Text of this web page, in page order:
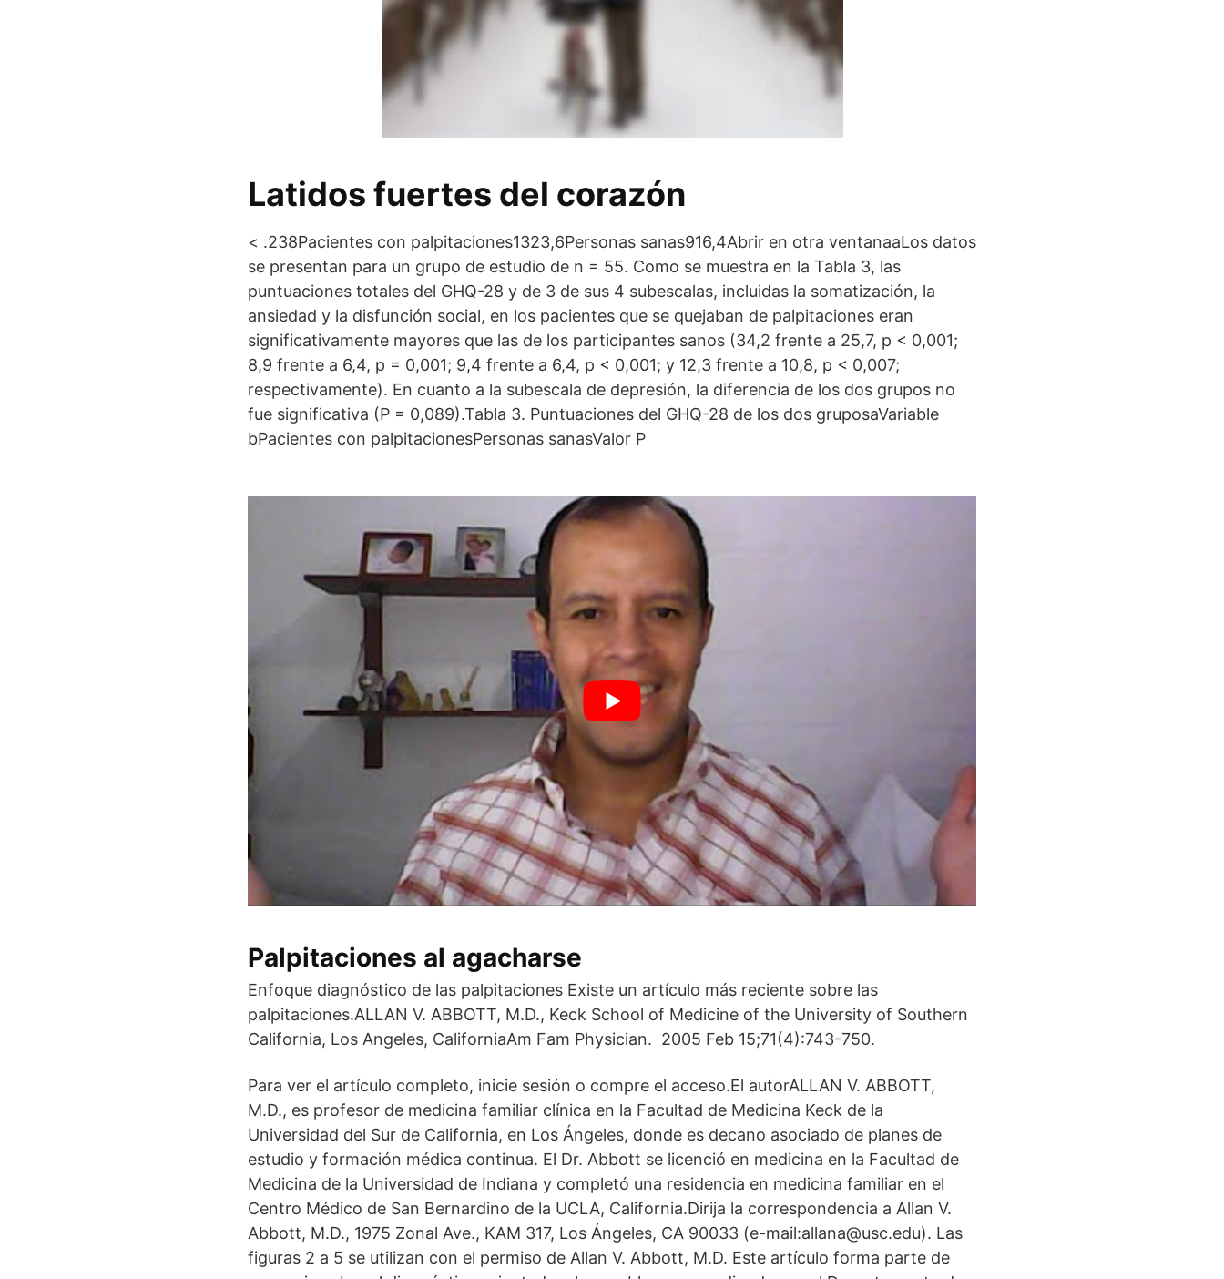
Latidos fuertes del corazón
< .238Pacientes con palpitaciones1323,6Personas sanas916,4Abrir en otra ventanaaLos datos
se presentan para un grupo de estudio de n = 55. Como se muestra en la Tabla 3, las
puntuaciones totales del GHQ-28 y de 3 de sus 4 subescalas, incluidas la somatización, la
ansiedad y la disfunción social, en los pacientes que se quejaban de palpitaciones eran
significativamente mayores que las de los participantes sanos (34,2 frente a 25,7, p < 0,001;
8,9 frente a 6,4, p = 0,001; 9,4 frente a 6,4, p < 0,001; y 12,3 frente a 10,8, p < 0,007;
respectivamente). En cuanto a la subescala de depresión, la diferencia de los dos grupos no
fue significativa (P = 0,089).Tabla 3. Puntuaciones del GHQ-28 de los dos gruposaVariable
bPacientes con palpitacionesPersonas sanasValor P
Palpitaciones al agacharse
Enfoque diagnóstico de las palpitaciones Existe un artículo más reciente sobre las
palpitaciones.ALLAN V. ABBOTT, M.D., Keck School of Medicine of the University of Southern
California, Los Angeles, CaliforniaAm Fam Physician. 2005 Feb 15;71(4):743-750.
Para ver el artículo completo, inicie sesión o compre el acceso.El autorALLAN V. ABBOTT,
M.D., es profesor de medicina familiar clínica en la Facultad de Medicina Keck de la
Universidad del Sur de California, en Los Ángeles, donde es decano asociado de planes de
estudio y formación médica continua. El Dr. Abbott se licenció en medicina en la Facultad de
Medicina de la Universidad de Indiana y completó una residencia en medicina familiar en el
Centro Médico de San Bernardino de la UCLA, California.Dirija la correspondencia a Allan V.
Abbott, M.D., 1975 Zonal Ave., KAM 317, Los Ángeles, CA 90033 (e-mail:allana@usc.edu). Las
figuras 2 a 5 se utilizan con el permiso de Allan V. Abbott, M.D. Este artículo forma parte de